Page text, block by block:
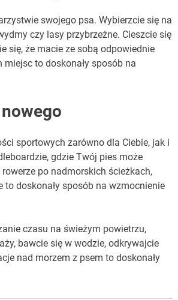
swojego psa. Wybierzcie się na
czy lasy przybrzeżne. Cieszcie się
się, że macie ze sobą odpowiednie
to doskonały sposób na
sportowych zarówno dla Ciebie, jak i
gdzie Twój pies może
po nadmorskich ścieżkach,
doskonały sposób na wzmocnienie
czasu na świeżym powietrzu,
bawcie się w wodzie, odkrywajcie
nad morzem z psem to doskonały